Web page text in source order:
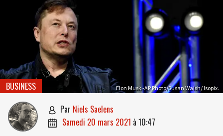
Elon Musk -AP Photo/Susan Walsh/ Isopix.
BUSINESS
 par Niels Saelens
 samedi 20 mars 2021 à 10:47